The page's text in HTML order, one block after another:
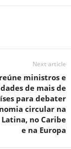
Next article
ministros e
de mais de
para debater
circular na
no Caribe
e na Europa